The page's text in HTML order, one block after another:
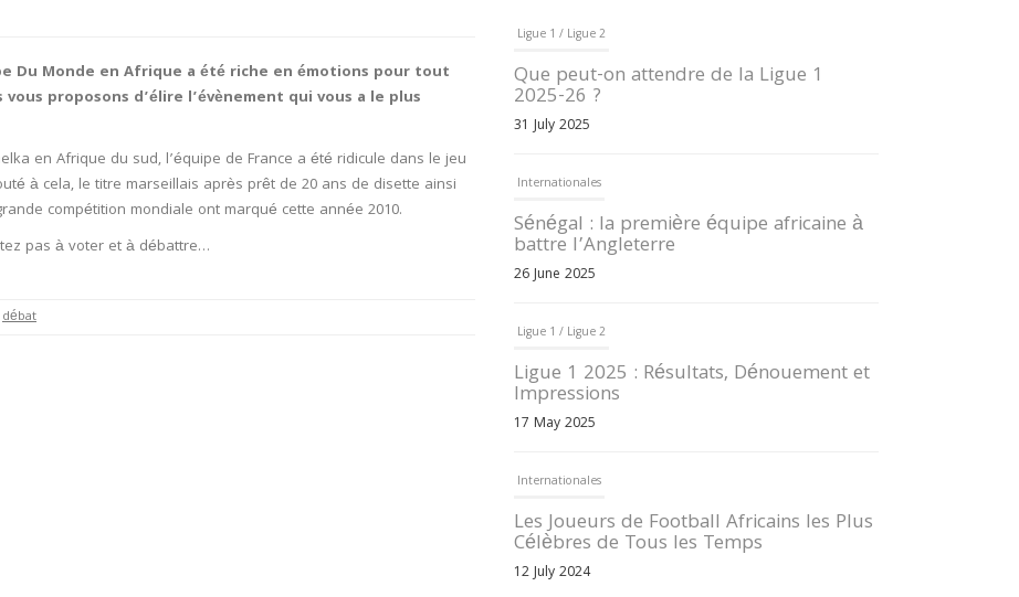
Du Monde en Afrique a été riche en émotions pour tout
proposons d’élire l’évènement qui vous a le plus
en Afrique du sud, l’équipe de France a été ridicule dans le jeu
à cela, le titre marseillais après prêt de 20 ans de disette ainsi
compétition mondiale ont marqué cette année 2010.
pas à voter et à débattre…
débat
Ligue 1 / Ligue 2
Que peut-on attendre de la Ligue 1
2025-26 ?
31 July 2025
Internationales
Sénégal : la première équipe africaine à
battre l’Angleterre
26 June 2025
Ligue 1 / Ligue 2
Ligue 1 2025 : Résultats, Dénouement et
Impressions
17 May 2025
Internationales
Les Joueurs de Football Africains les Plus
Célèbres de Tous les Temps
12 July 2024